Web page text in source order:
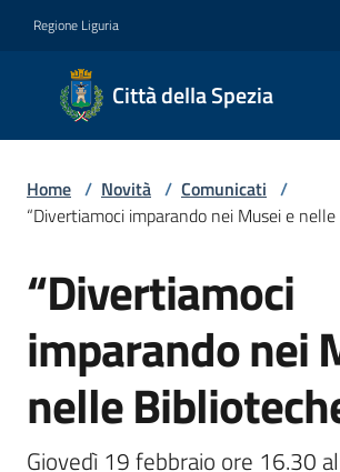
Regione Liguria
Città della Spezia
Città
della
Medaglia
Merito
Civile
Medaglia
d'argento
al Valor
Home / Novità / Comunicati /
“Divertiamoci imparando nei Musei e
Salta al contenuto
“Divertiamoci
imparando nei
nelle
Giovedì 19 febbraio ore 16.30